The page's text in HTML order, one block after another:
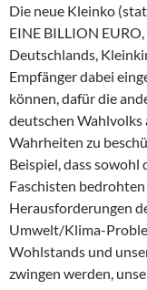
Die neue Kleinko
EINE BILLION
Deutschlands,
Empfänger dabei
können, dafür die
deutschen Wahlvolks
Wahrheiten zu
Beispiel, dass sowohl
Faschisten
Herausforderungen
Umwelt/Klima-
Wohlstands und
zwingen werden,